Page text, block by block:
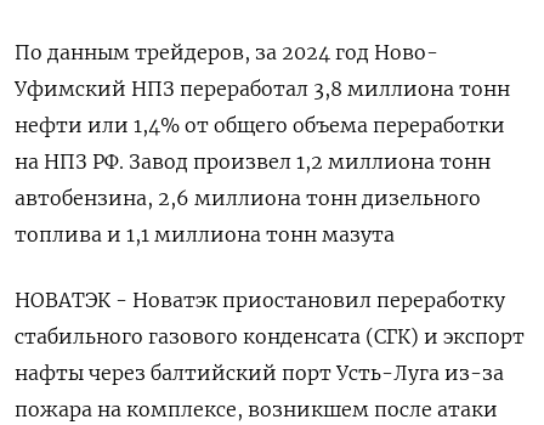
По данным трейдеров, за 2024 год Ново-
Уфимский НПЗ переработал 3,8 миллиона тонн
нефти или 1,4% от ‌общего объема переработки
на НПЗ РФ. Завод произвел 1,2 миллиона тонн
автобензина, 2,6 миллиона тонн дизельного
топлива и 1,1 миллиона тонн мазута
НОВАТЭК - Новатэк приостановил переработку
стабильного газового конденсата (СГК) и экспорт
нафты через балтийский порт Усть-Луга из-за
пожара на комплексе, возникшем после атаки